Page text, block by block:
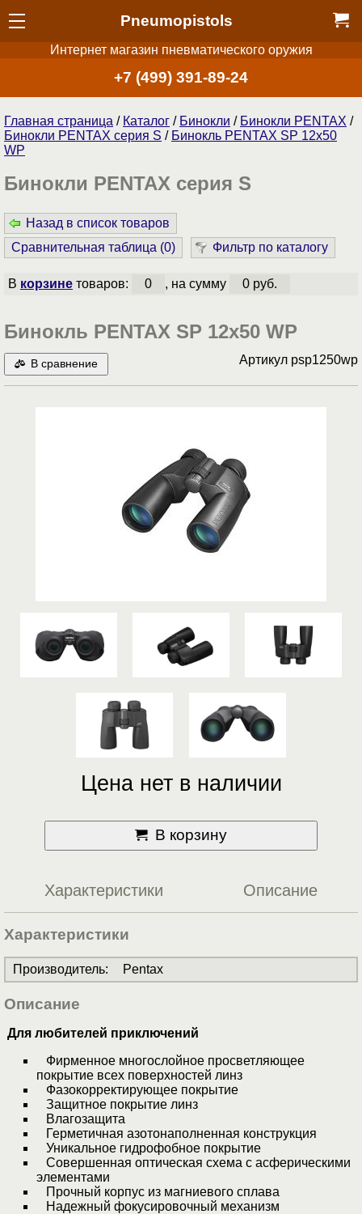
Pneumopistols
Интернет магазин пневматического оружия
+7 (499) 391-89-24
Главная страница / Каталог / Бинокли / Бинокли PENTAX /
Бинокли PENTAX серия S / Бинокль PENTAX SP 12x50
WP
Бинокли PENTAX серия S
Назад в список товаров
Сравнительная таблица (0) Фильтр по каталогу
В корзинетоваров: 0 , на сумму 0 руб.
Бинокль PENTAX SP 12x50 WP
В сравнение Артикул psp1250wp
Цена нет в наличии
В корзину
Характеристики Описание
Характеристики
Производитель: Pentax
Описание
Для любителей приключений
Фирменное многослойное просветляющее
покрытие всех поверхностей линз
Фазокорректирующее покрытие
Защитное покрытие линз
Влагозащита
Герметичная азотонаполненная конструкция
Уникальное гидрофобное покрытие
Совершенная оптическая схема с асферическими
элементами
Прочный корпус из магниевого сплава
Надежный фокусировочный механизм